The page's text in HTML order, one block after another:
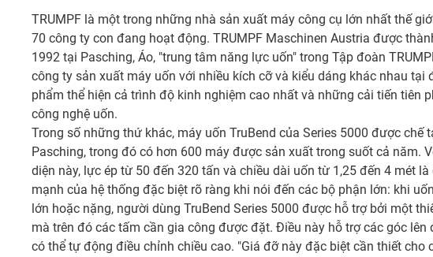
TRUMPF là một trong những nhà sản xuất máy công cụ lớn nhất thế
70 công ty con đang hoạt động. TRUMPF Maschinen Austria được
1992 tại Pasching, Áo, "trung tâm năng lực uốn" trong Tập đoàn
công ty sản xuất máy uốn với nhiều kích cỡ và kiểu dáng khác nhau tại
phẩm thể hiện cả trình độ kinh nghiệm cao nhất và những cải tiến tiên
công nghệ uốn.
Trong số những thứ khác, máy uốn TruBend của Series 5000 được chế
Pasching, trong đó có hơn 600 máy được sản xuất trong suốt cả năm.
diện này, lực ép từ 50 đến 320 tấn và chiều dài uốn từ 1,25 đến 4 mét
mạnh của hệ thống đặc biệt rõ ràng khi nói đến các bộ phận lớn: khi
lớn hoặc nặng, người dùng TruBend Series 5000 được hỗ trợ bởi một
mà trên đó các tấm cần gia công được đặt. Điều này hỗ trợ các góc lên
có thể tự động điều chỉnh chiều cao. "Giá đỡ này đặc biệt cần thiết cho